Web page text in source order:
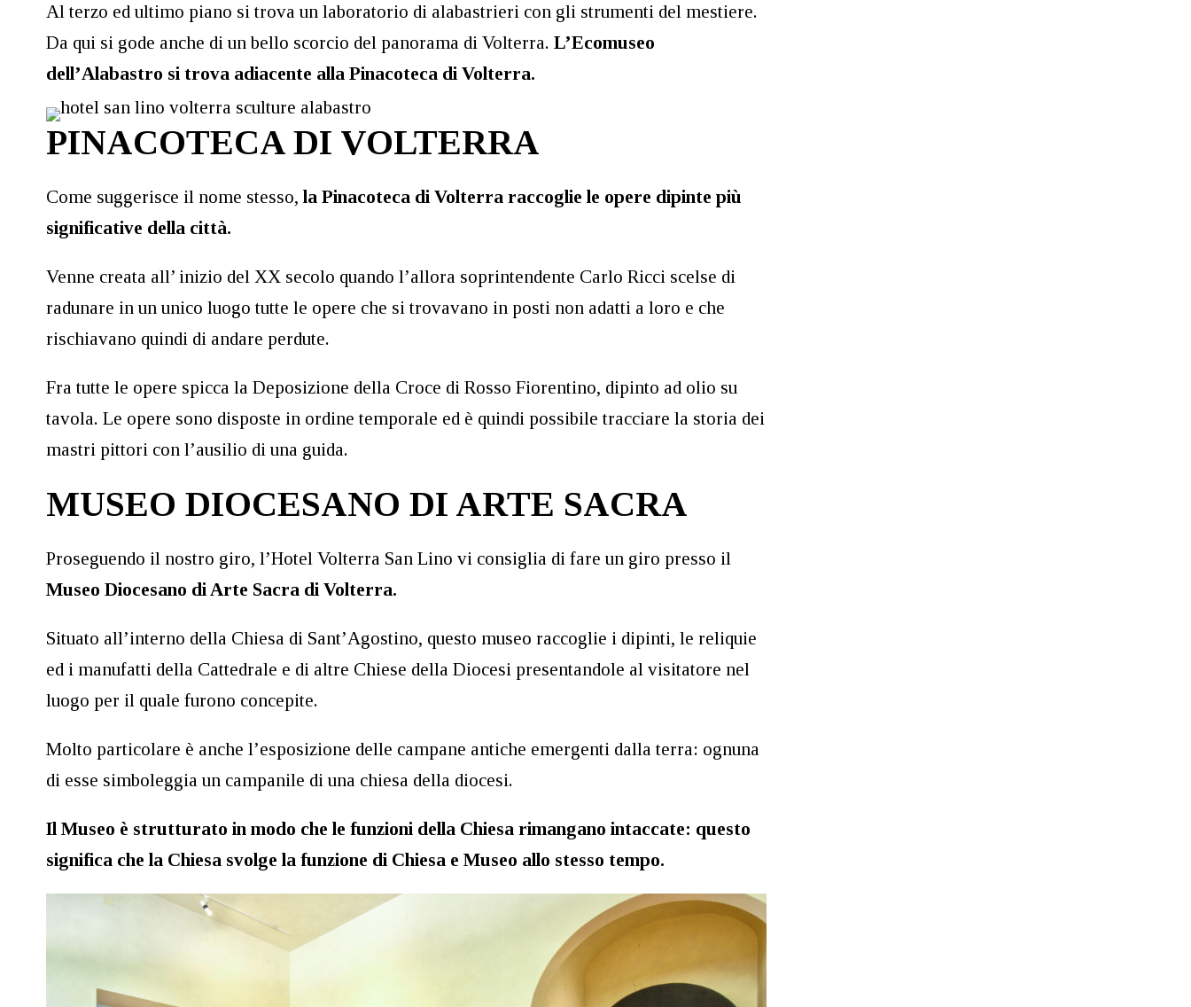
Al terzo ed ultimo piano si trova un laboratorio di alabastrieri con gli strumenti del mestiere.
Da qui si gode anche di un bello scorcio del panorama di Volterra. L’Ecomuseo
dell’Alabastro si trova adiacente alla Pinacoteca di Volterra.
PINACOTECA DI VOLTERRA
Come suggerisce il nome stesso, la Pinacoteca di Volterra raccoglie le opere dipinte più
significative della città.
Venne creata all’ inizio del XX secolo quando l’allora soprintendente Carlo Ricci scelse di
radunare in un unico luogo tutte le opere che si trovavano in posti non adatti a loro e che
rischiavano quindi di andare perdute.
Fra tutte le opere spicca la Deposizione della Croce di Rosso Fiorentino, dipinto ad olio su
tavola. Le opere sono disposte in ordine temporale ed è quindi possibile tracciare la storia dei
mastri pittori con l’ausilio di una guida.
MUSEO DIOCESANO DI ARTE SACRA
Proseguendo il nostro giro, l’Hotel Volterra San Lino vi consiglia di fare un giro presso il
Museo Diocesano di Arte Sacra di Volterra.
Situato all’interno della Chiesa di Sant’Agostino, questo museo raccoglie i dipinti, le reliquie
ed i manufatti della Cattedrale e di altre Chiese della Diocesi presentandole al visitatore nel
luogo per il quale furono concepite.
Molto particolare è anche l’esposizione delle campane antiche emergenti dalla terra: ognuna
di esse simboleggia un campanile di una chiesa della diocesi.
Il Museo è strutturato in modo che le funzioni della Chiesa rimangano intaccate: questo
significa che la Chiesa svolge la funzione di Chiesa e Museo allo stesso tempo.